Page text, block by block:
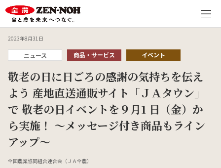
2023年8月31日
ニュース 商品・サービス イベント
敬老の日に日ごろの感謝の気持ちを伝え
よう 産地直送通販サイト「ＪＡタウン」
で 敬老の日イベントを９月1 日（金）か
ら実施！ ～メッセージ付き商品もライン
アップ～
全国農業協同組合連合会（ＪＡ全農）